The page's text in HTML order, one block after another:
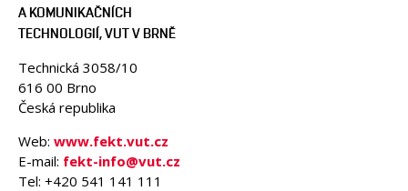
A KOMUNIKAČNÍCH
TECHNOLOGIÍ, VUT V BRNĚ
Technická 3058/10
616 00 Brno
Česká republika
Web: www.fekt.vut.cz
E-mail: fekt-info@vut.cz
Tel: +420 541 141 111